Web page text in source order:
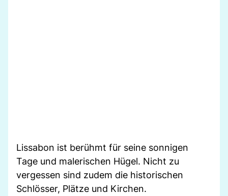
Lissabon ist berühmt für seine sonnigen
Tage und malerischen Hügel. Nicht zu
vergessen sind zudem die historischen
Schlösser, Plätze und Kirchen.